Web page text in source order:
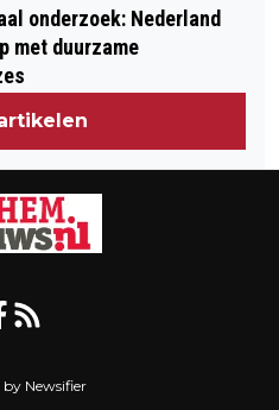
onderzoek: Nederland
met duurzame
by Newsifier